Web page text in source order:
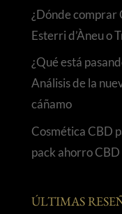
¿Dónde comprar
Esterri d’Àneu o
¿Qué está
Análisis de la
cáñamo
Cosmética CBD
pack ahorro CBD
ÚLTIMAS